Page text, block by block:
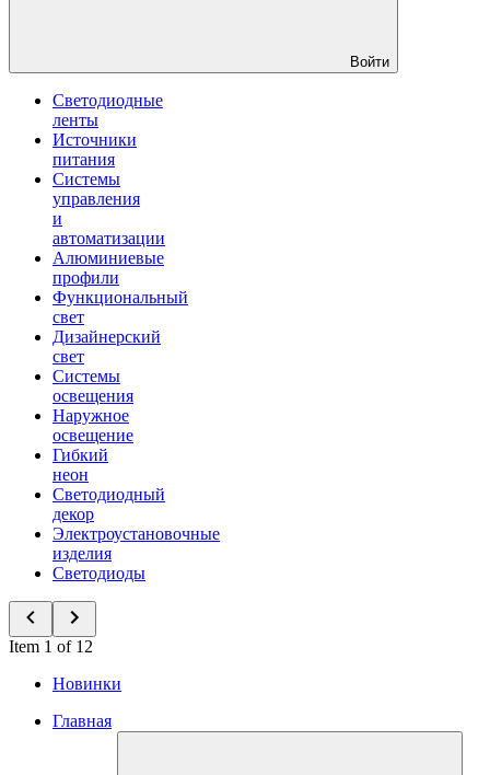
Войти
Светодиодные
ленты
Источники
питания
Системы
управления
и
автоматизации
Алюминиевые
профили
Функциональный
свет
Дизайнерский
свет
Системы
освещения
Наружное
освещение
Гибкий
неон
Светодиодный
декор
Электроустановочные
изделия
Светодиоды
Item 1 of 12
Новинки
Главная